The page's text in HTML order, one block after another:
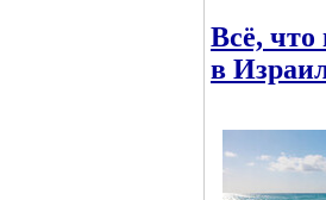
Всё, что
в